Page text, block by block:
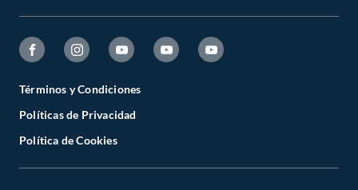
Términos y Condiciones
Políticas de Privacidad
Política de Cookies